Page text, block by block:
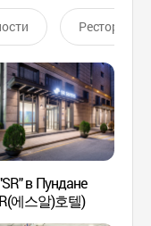
Ресторан
в Пундане
에스알)호텔)